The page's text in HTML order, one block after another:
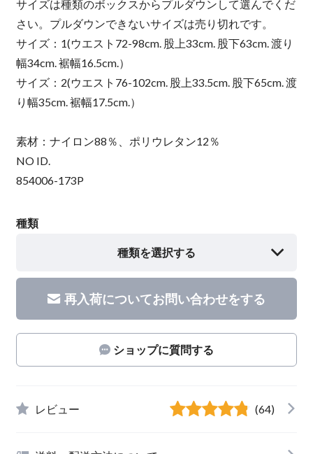
サイズは種類のボックスからプルダウンして選んでくだ
さい。プルダウンできないサイズは売り切れです。
サイズ：1(ウエスト72-98cm. 股上33cm. 股下63cm. 渡り
幅34cm. 裾幅16.5cm.）
サイズ：2(ウエスト76-102cm. 股上33.5cm. 股下65cm. 渡
り幅35cm. 裾幅17.5cm.）
素材：ナイロン88％、ポリウレタン12％
NO ID.
854006-173P
種類
種類を選択する
再入荷についてお問い合わせをする
ショップに質問する
レビュー (64)